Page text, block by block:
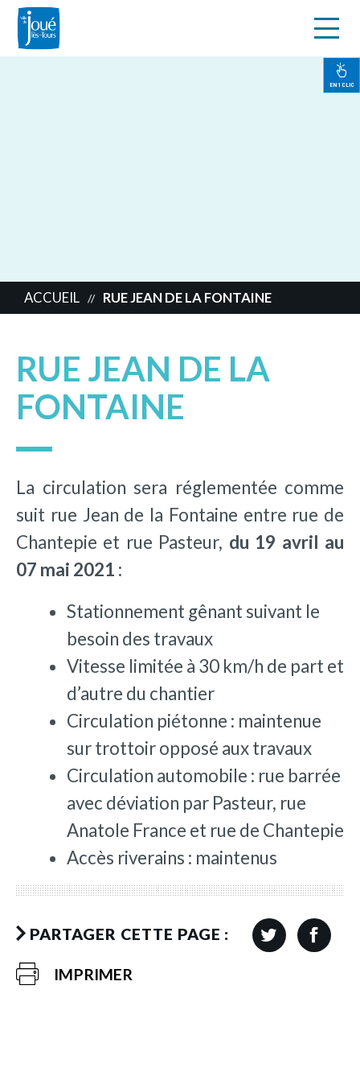
EN 1 CLIC
ACCUEIL // RUE JEAN DE LA FONTAINE
RUE JEAN DE LA
FONTAINE
La circulation sera réglementée comme
suit rue Jean de la Fontaine entre rue de
Chantepie et rue Pasteur, du 19 avril au
07 mai 2021 :
Stationnement gênant suivant le
besoin des travaux
Vitesse limitée à 30 km/h de part et
d’autre du chantier
Circulation piétonne : maintenue
sur trottoir opposé aux travaux
Circulation automobile : rue barrée
avec déviation par Pasteur, rue
Anatole France et rue de Chantepie
Accès riverains : maintenus
PARTAGER CETTE PAGE :
IMPRIMER